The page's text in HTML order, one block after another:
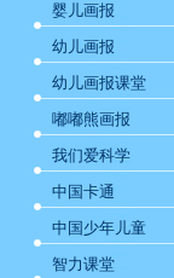
婴儿画报
幼儿画报
幼儿画报课堂
嘟嘟熊画报
我们爱科学
中国卡通
中国少年儿童
智力课堂